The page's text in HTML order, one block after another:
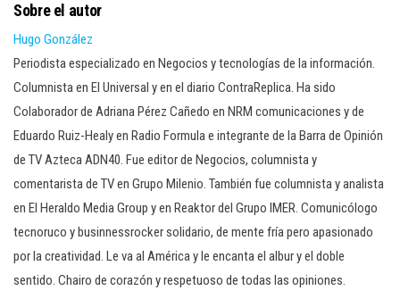
Sobre el autor
Hugo González
Periodista especializado en Negocios y tecnologías de la información.
Columnista en El Universal y en el diario ContraReplica. Ha sido
Colaborador de Adriana Pérez Cañedo en NRM comunicaciones y de
Eduardo Ruiz-Healy en Radio Formula e integrante de la Barra de Opinión
de TV Azteca ADN40. Fue editor de Negocios, columnista y
comentarista de TV en Grupo Milenio. También fue columnista y analista
en El Heraldo Media Group y en Reaktor del Grupo IMER. Comunicólogo
tecnoruco y businnessrocker solidario, de mente fría pero apasionado
por la creatividad. Le va al América y le encanta el albur y el doble
sentido. Chairo de corazón y respetuoso de todas las opiniones.